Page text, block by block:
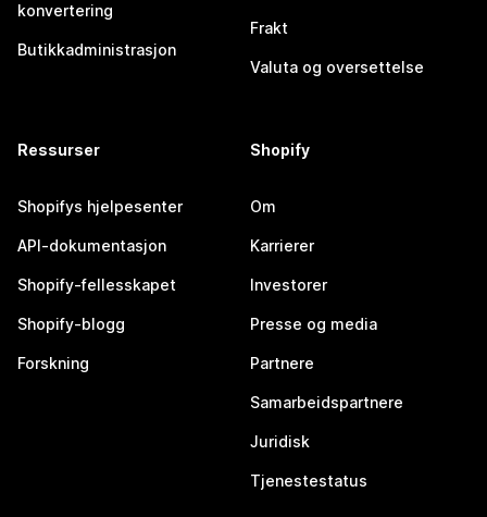
konvertering
Butikkadministrasjon
Frakt
Valuta og oversettelse
Ressurser
Shopifys hjelpesenter
API-dokumentasjon
Shopify-fellesskapet
Shopify-blogg
Forskning
Shopify
Om
Karrierer
Investorer
Presse og media
Partnere
Samarbeidspartnere
Juridisk
Tjenestestatus